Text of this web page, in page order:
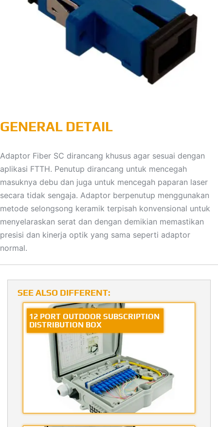
GENERAL DETAIL
Adaptor Fiber SC dirancang khusus agar sesuai dengan
aplikasi FTTH. Penutup dirancang untuk mencegah
masuknya debu dan juga untuk mencegah paparan laser
secara tidak sengaja. Adaptor berpenutup menggunakan
metode selongsong keramik terpisah konvensional untuk
menyelaraskan serat dan dengan demikian memastikan
presisi dan kinerja optik yang sama seperti adaptor
normal.
SEE ALSO DIFFERENT:
12 PORT OUTDOOR SUBSCRIPTION
DISTRIBUTION BOX